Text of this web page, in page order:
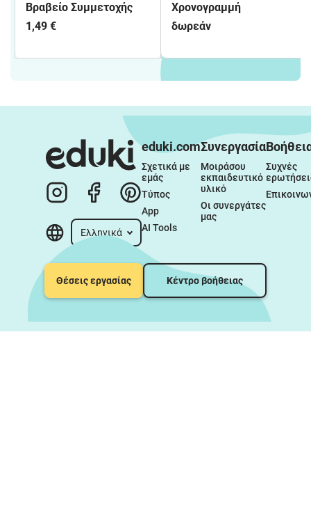
Βραβείο Συμμετοχής
1,49 €
Χρονογραμμή
δωρεάν
Ελληνικά
eduki.com
Σχετικά με
εμάς
Τύπος
App
AI Tools
Συνεργασία
Μοιράσου
εκπαιδευτικό
υλικό
Οι συνεργάτες
μας
Συχνές
Θέσεις εργασίας Κέντρο βοήθειας